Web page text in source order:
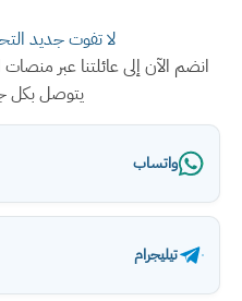
لا تفوت جديد
انضم الآن إلى عائلتنا عبر
يتوصل بكل
واتساب
تيليجرام